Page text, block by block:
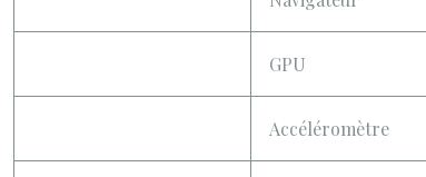
GPU
Accéléromètre